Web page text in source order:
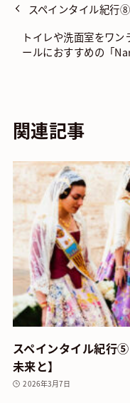
スペインタイル紀行⑧
トイレや洗面室をワ
ールにおすすめの「
関連記事
スペインタイル紀行
未来と】
2026年3月7日